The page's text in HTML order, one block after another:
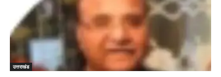
उत्तराखंड